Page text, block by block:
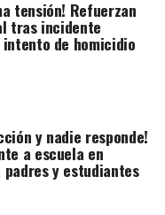
tensión! Refuerzan
tras incidente
de homicidio
y nadie responde!
a escuela en
y estudiantes